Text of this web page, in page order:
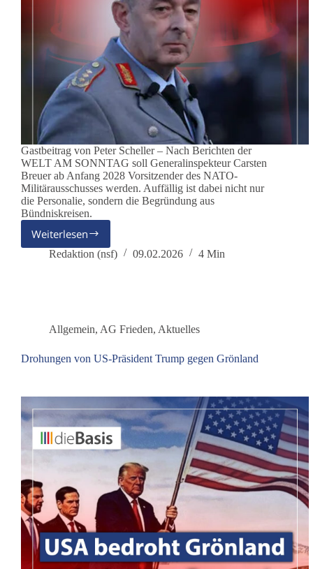
Gastbeitrag von Peter Scheller – Nach Berichten der
WELT AM SONNTAG soll Generalinspekteur Carsten
Breuer ab Anfang 2028 Vorsitzender des NATO-
Militärausschusses werden. Auffällig ist dabei nicht nur
die Personalie, sondern die Begründung aus
Bündniskreisen.
Weiterlesen
Ein
Deutscher
NATO-
Militärausschusses
Redaktion (nsf) 09.02.2026 4 Min
Allgemein, AG Frieden, Aktuelles
Drohungen von US-Präsident Trump gegen Grönland